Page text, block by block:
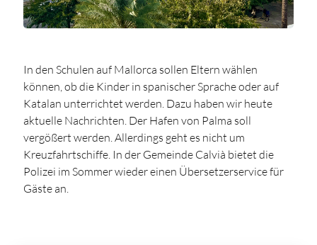
In den Schulen auf Mallorca sollen Eltern wählen
können, ob die Kinder in spanischer Sprache oder auf
Katalan unterrichtet werden. Dazu haben wir heute
aktuelle Nachrichten. Der Hafen von Palma soll
vergößert werden. Allerdings geht es nicht um
Kreuzfahrtschiffe. In der Gemeinde Calvià bietet die
Polizei im Sommer wieder einen Übersetzerservice für
Gäste an.